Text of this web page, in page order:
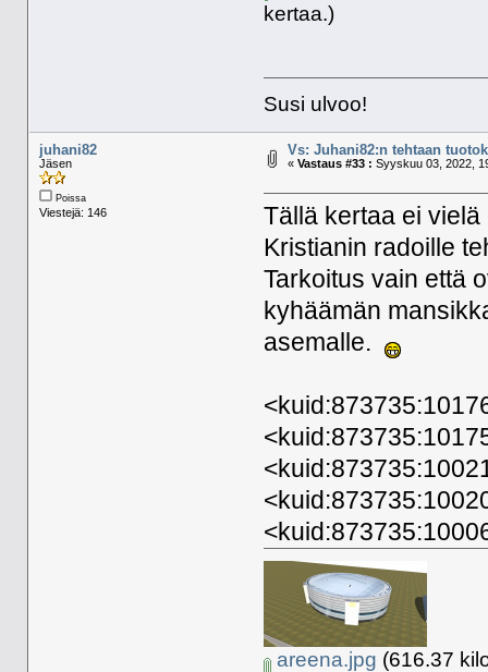
kertaa.)
Susi ulvoo!
juhani82
Jäsen
Poissa
Viestejä: 146
Vs: Juhani82:n tehtaan
« Vastaus #33 : Syyskuu 03, 2022,
Tällä kertaa ei
Kristianin radoille
Tarkoitus vain että
kyhäämän
asemalle.
areena.jpg (616.37